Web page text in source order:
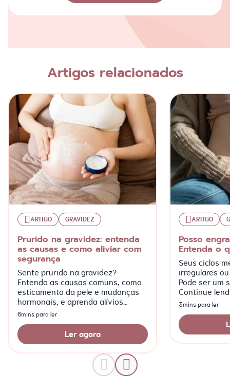
Escreva a sua opinião
Artigos relacionados
ARTIGO GRAVIDEZ
Prurido na gravidez: entenda
as causas e como aliviar com
segurança
Sente prurido na gravidez?
Entenda as causas comuns, como
esticamento da pele e mudanças
hormonais, e aprenda alívios
seguros como hidratação e
compressas frias.
6mins para ler
Ler agora
ARTIGO
Posso
Entenda o
Seus ciclos
irregulares
Pode ser um
Continue
observadas!
3mins para ler